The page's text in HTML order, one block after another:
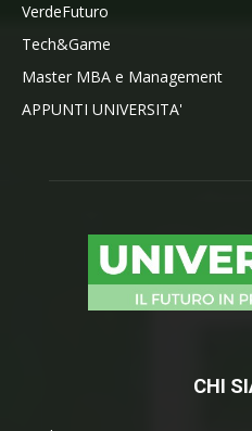
VerdeFuturo
Tech&Game
Master MBA e Management
APPUNTI UNIVERSITA'
CHI